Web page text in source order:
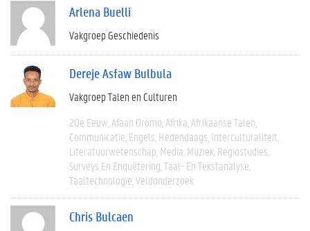
Arlena Buelli
Vakgroep Geschiedenis
Dereje Asfaw Bulbula
Vakgroep Talen en Culturen
20e Eeuw Afaan Oromo Afrika Afrikaanse Talen
Communicatie Engels Hedendaags Interculturaliteit
Literatuurwetenschap Media Muziek Regiostudies
Surveys En Enquêtering Taal- En Tekstanalyse
Taaltechnologie Veldonderzoek
Chris Bulcaen